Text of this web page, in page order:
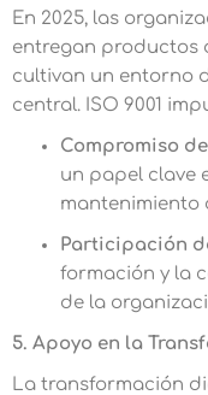
En 2025, las
entregan productos
cultivan un entorno
central. ISO 9001
Compromiso
un papel clave
mantenimiento
Participación
formación y la
de la
5. Apoyo en la
La transformación